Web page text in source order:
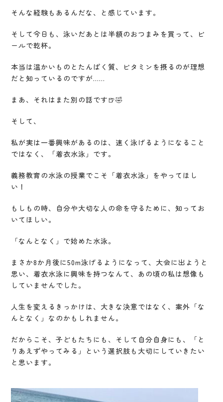
そんな経験もあるんだな、と感じています。
そして今日も、泳いだあとは半額のおつまみを買って、ビ
ールで乾杯。
本当は温かいものとたんぱく質、ビタミンを摂るのが理想
だと知っているのですが……
まあ、それはまた別の話です🍺🤣
そして、
私が実は一番興味があるのは、速く泳げるようになること
ではなく、「着衣水泳」です。
義務教育の水泳の授業でこそ「着衣水泳」をやってほし
い！
もしもの時、自分や大切な人の命を守るために、知ってお
いてほしい。
「なんとなく」で始めた水泳。
まさか8か月後に50m泳げるようになって、大会に出ようと
思い、着衣水泳に興味を持つなんて、あの頃の私は想像も
していませんでした。
人生を変えるきっかけは、大きな決意ではなく、案外「な
んとなく」なのかもしれません。
だからこそ、子どもたちにも、そして自分自身にも、「と
りあえずやってみる」という選択肢も大切にしていきたい
と思います。